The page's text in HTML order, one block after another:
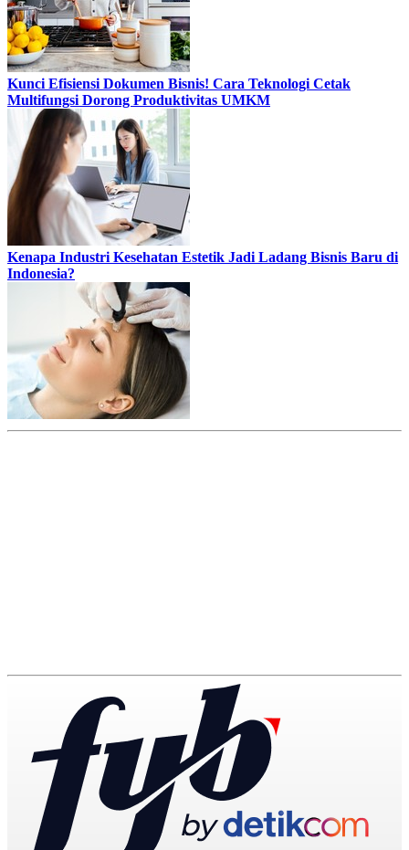
Kunci Efisiensi Dokumen Bisnis! Cara Teknologi Cetak
Multifungsi Dorong Produktivitas UMKM
Kenapa Industri Kesehatan Estetik Jadi Ladang Bisnis Baru di
Indonesia?